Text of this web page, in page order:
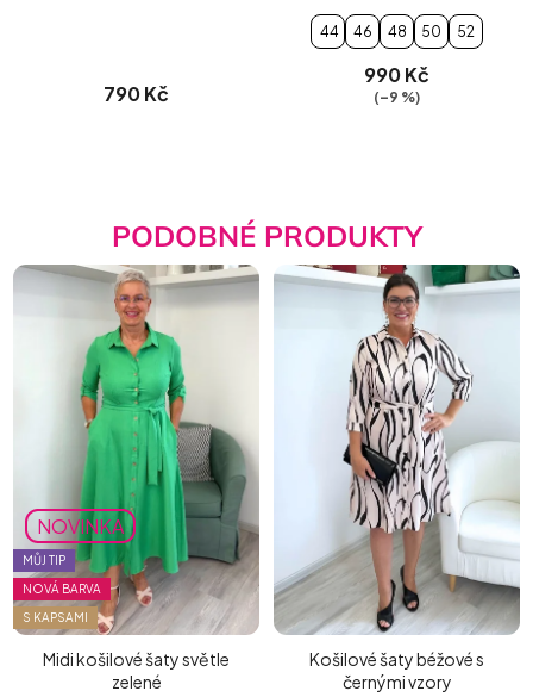
790 Kč
44 46 48 50 52
990 Kč
(–9 %)
PODOBNÉ PRODUKTY
NOVINKA
MŮJ TIP
NOVÁ BARVA
S KAPSAMI
Midi košilové šaty světle
zelené
Košilové šaty béžové s
černými vzory